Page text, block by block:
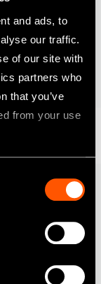
and ads, to
our traffic.
of our site with
partners who
that you’ve
from your use